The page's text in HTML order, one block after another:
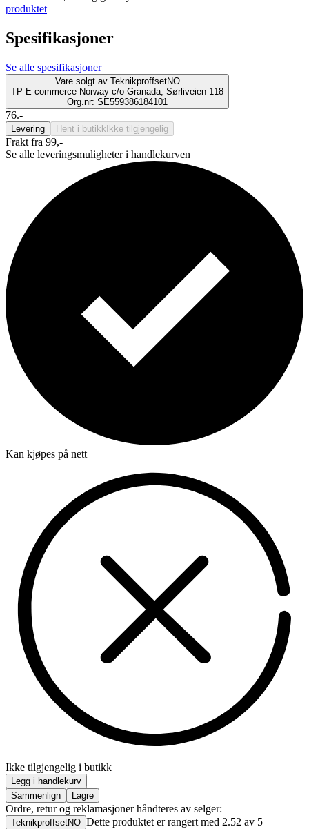
produktet
Spesifikasjoner
Se alle spesifikasjoner
Vare solgt av TeknikproffsetNO
TP E-commerce Norway c/o Granada, Sørliveien 118
Org.nr: SE559386184101
76.-
Levering Hent i butikk Ikke tilgjengelig
Frakt fra 99,-
Se alle leveringsmuligheter i handlekurven
Kan kjøpes på nett
Ikke tilgjengelig i butikk
Legg i handlekurv
Sammenlign
Lagre
Ordre, retur og reklamasjoner håndteres av selger:
TeknikproffsetNO Dette produktet er rangert med 2.52 av 5